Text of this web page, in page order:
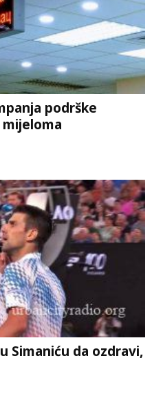
podrške
Simaniću da ozdravi,